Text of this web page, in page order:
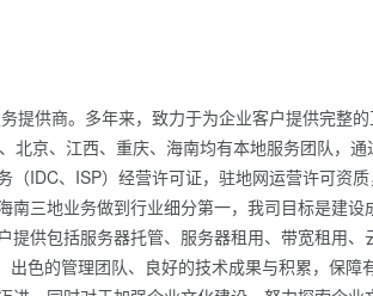
提供商。多年来，致力于为企业客户提供完
北京、江西、重庆、海南均有本地服务团队，
IDC、ISP）经营许可证，驻地网运营许可
三地业务做到行业细分第一，我司目标是建
供包括服务器托管、服务器租用、带宽租用
色的管理团队、良好的技术成果与积累，保